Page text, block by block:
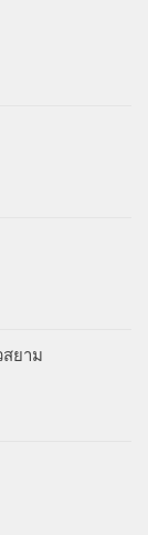
สยาม